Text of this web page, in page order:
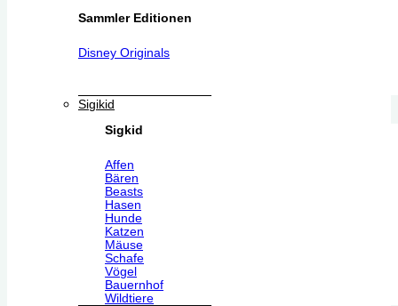
Sammler Editionen
Disney Originals
Sigikid
Sigkid
Affen
Bären
Beasts
Hasen
Hunde
Katzen
Mäuse
Schafe
Vögel
Bauernhof
Wildtiere